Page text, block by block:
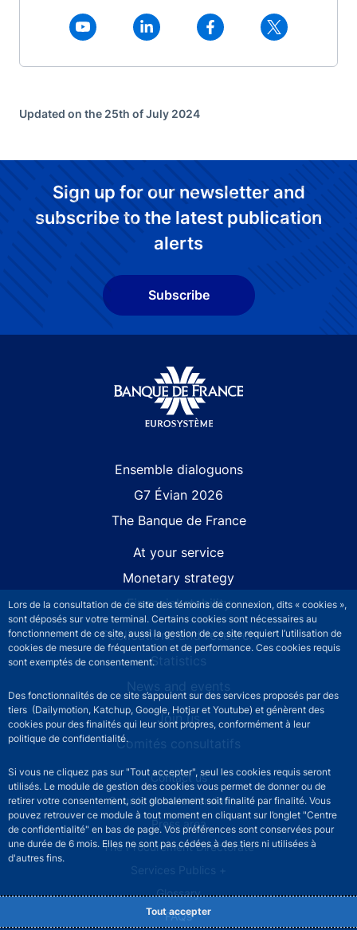
Lors de la consultation de ce site des témoins de connexion, dits « cookies »,
sont déposés sur votre terminal. Certains cookies sont nécessaires au
fonctionnement de ce site, aussi la gestion de ce site requiert l’utilisation de
cookies de mesure de fréquentation et de performance. Ces cookies requis
sont exemptés de consentement.
Des fonctionnalités de ce site s’appuient sur des services proposés par des
tiers (Dailymotion, Katchup, Google, Hotjar et Youtube) et génèrent des
cookies pour des finalités qui leur sont propres, conformément à leur
politique de confidentialité.
Si vous ne cliquez pas sur "Tout accepter", seul les cookies requis seront
utilisés. Le module de gestion des cookies vous permet de donner ou de
retirer votre consentement, soit globalement soit finalité par finalité. Vous
pouvez retrouver ce module à tout moment en cliquant sur l’onglet "Centre
de confidentialité" en bas de page. Vos préférences sont conservées pour
une durée de 6 mois. Elles ne sont pas cédées à des tiers ni utilisées à
d'autres fins.
Tout accepter
Updated on the 25th of July 2024
Sign up for our newsletter and
subscribe to the latest publication
alerts
Subscribe
Ensemble dialoguons
G7 Évian 2026
The Banque de France
At your service
Monetary strategy
Financial stability
Publications and research
Statistics
News and events
Join us
Comités consultatifs
Footer secondary menuContact us
Sourds et malentendants
Press area
The Procurement Directorate
Services Publics +
Glossary
FAQs